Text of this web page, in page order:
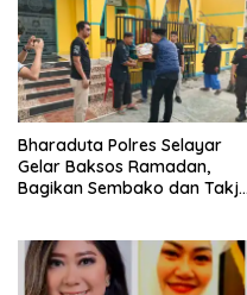
Bharaduta Polres Selayar
Gelar Baksos Ramadan,
Bagikan Sembako dan Takjil